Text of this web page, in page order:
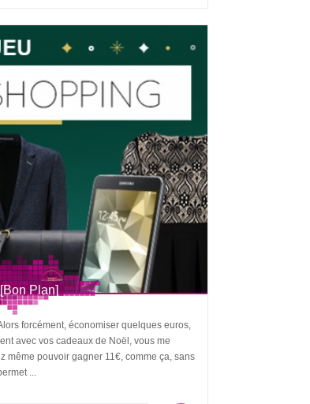
Plan]
forcément, économiser quelques euros,
avec vos cadeaux de Noël, vous me
même pouvoir gagner 11€, comme ça, sans
...